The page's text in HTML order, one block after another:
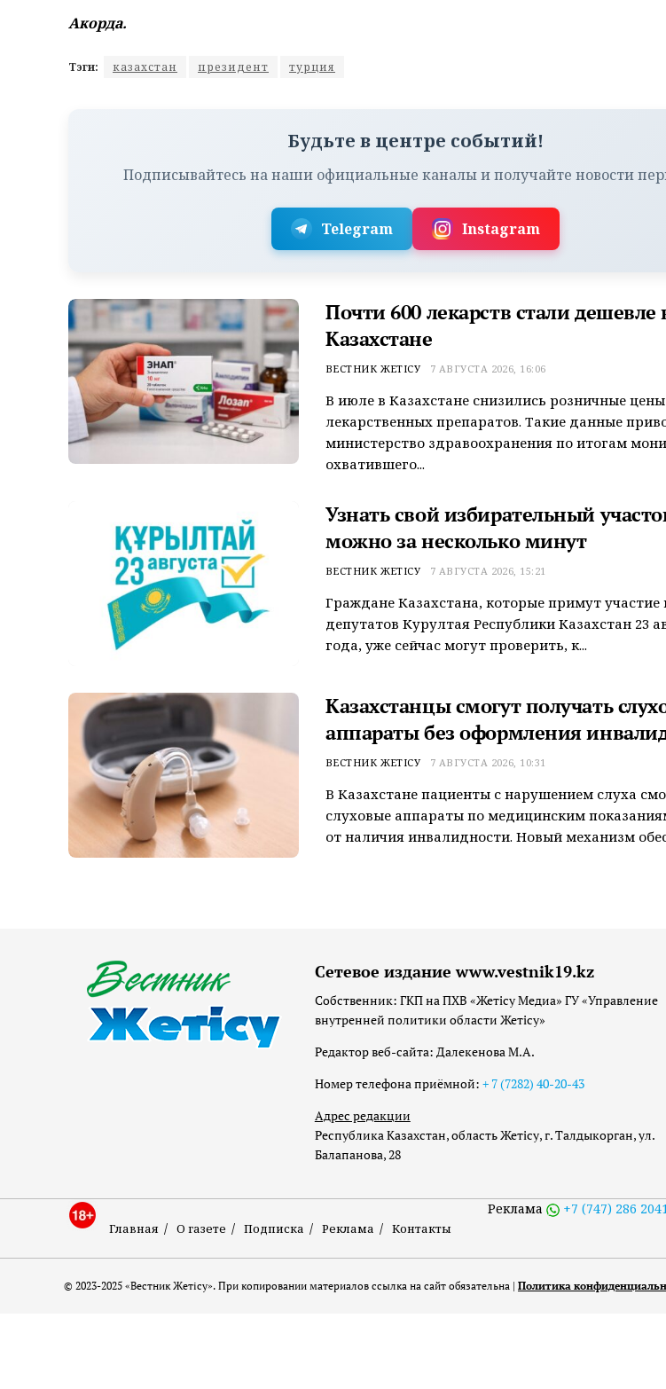
Акорда.
Тэги: казахстан президент турция
Будьте в центре событий!
Подписывайтесь на наши официальные каналы и получайте новости
Telegram Instagram
Почти 600 лекарств стали дешевле
Казахстане
ВЕСТНИК ЖЕТІСУ 7 АВГУСТА 2026, 16:06
В июле в Казахстане снизились розничные цены
лекарственных препаратов. Такие данные
министерство здравоохранения по итогам
охватившего...
Узнать свой избирательный
можно за несколько минут
ВЕСТНИК ЖЕТІСУ 7 АВГУСТА 2026, 15:21
Граждане Казахстана, которые примут участие
депутатов Курултая Республики Казахстан 23
года, уже сейчас могут проверить, к...
Казахстанцы смогут получать
аппараты без оформления
ВЕСТНИК ЖЕТІСУ 7 АВГУСТА 2026, 10:31
В Казахстане пациенты с нарушением слуха
слуховые аппараты по медицинским
от наличия инвалидности. Новый механизм
Сетевое издание www.vestnik19.kz
Собственник: ГКП на ПХВ «Жетісу Медиа» ГУ «Управление
внутренней политики области Жетісу»
Редактор веб-сайта: Далекенова М.А.
Номер телефона приёмной: + 7 (7282) 40-20-43
Адрес редакции
Республика Казахстан, область Жетісу, г. Талдыкорган, ул.
Балапанова, 28
Главная О газете Подписка Реклама Контакты
Реклама +7 (747) 286
© 2023-2025 «Вестник Жетісу». При копировании материалов ссылка на сайт обязательна | Политика